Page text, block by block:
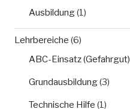
Ausbildung(1)
Lehrbereiche (6)
ABC-Einsatz (Gefahrgut)
Grundausbildung(3)
Technische Hilfe (1)